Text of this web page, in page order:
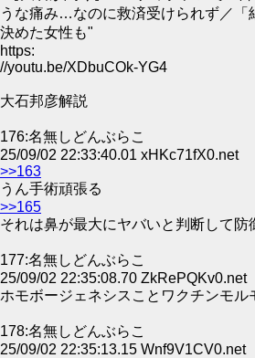
うな痛み…なのに救済受けられず／「
決めた女性も"
https:
//youtu.be/XDbuCOk-YG4
大石邦彦解説
176:名無しどんぶらこ
25/09/02 22:33:40.01 xHKc71fX0.net
>>163
うん手術頑張る
>>165
それは鼻が最大にヤバいと判断して防
177:名無しどんぶらこ
25/09/02 22:35:08.70 ZkRePQKv0.net
ホモボージェネシスことワクチンモル
178:名無しどんぶらこ
25/09/02 22:35:13.15 Wnf9V1CV0.net